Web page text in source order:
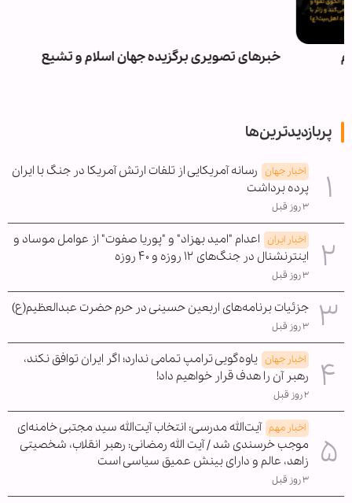
خبرهای تصویری برگزیده جهان اسلام و تشیع
پربازدیدترین‌ها
اخبار جهان رسانه آمریکایی از تلفات ارتش آمریکا در جنگ با ایران
پرده برداشت
۳ روز قبل
اخبار ایران اعدام "امید بهزاد" و "پوریا صفوت" از عوامل موساد و
اینترنشنال در جنگ‌های ۱۲ روزه و ۴۰ روزه
۳ روز قبل
جزئیات برنامه‌های اربعین حسینی در حرم حضرت عبدالعظیم(ع)
۳ روز قبل
اخبار جهان یاوه‌گویی ترامپ تمامی ندارد؛ اگر ایران توافق نکند،
رهبر آن را هدف قرار خواهیم داد!
۲ روز قبل
اخبار مهم آیت‌الله مدرسی: انتخاب آیت‌الله سید مجتبی خامنه‌ای
موجب خرسندی شد / آیت الله رمضانی: رهبر انقلاب، شخصیتی
زاهد، عالم و دارای بینش عمیق سیاسی است
۳ روز قبل